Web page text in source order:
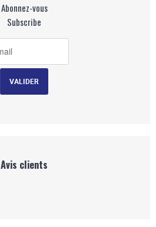
Abonnez-vous
Subscribe
Avis clients